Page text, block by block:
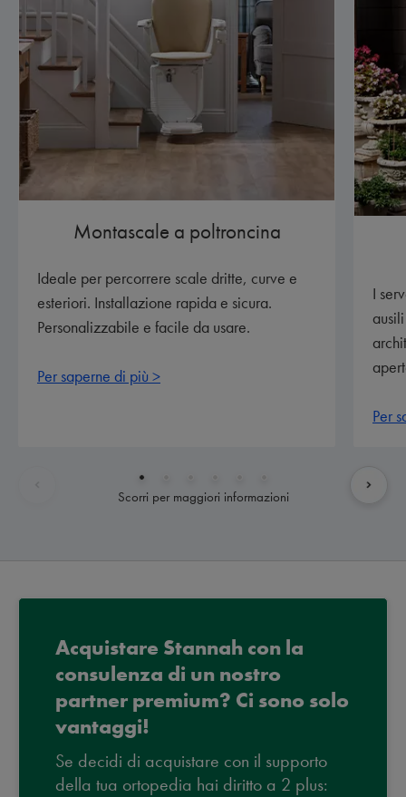
Montascale a poltroncina
Ideale per percorrere scale dritte, curve e
esteriori. Installazione rapida e sicura.
Personalizzabile e facile da usare.
Per saperne di più >
I
Per
Scorri per maggiori informazioni
Acquistare Stannah con la
consulenza di un nostro
partner premium? Ci sono solo
vantaggi!
Se decidi di acquistare con il supporto
della tua ortopedia hai diritto a 2 plus: